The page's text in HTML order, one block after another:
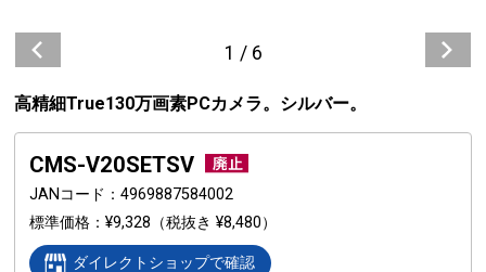
1 / 6
高精細True130万画素PCカメラ。シルバー。
CMS-V20SETSV
JANコード
4969887584002
標準価格
¥9,328 （税抜き ¥8,480）
ダイレクトショップで確認